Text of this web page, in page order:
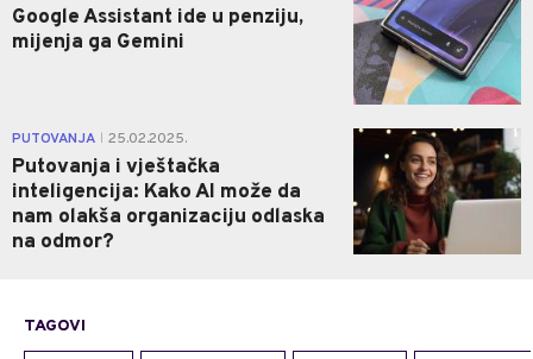
Google Assistant ide u penziju,
mijenja ga Gemini
PUTOVANJA 25.02.2025.
Putovanja i vještačka
inteligencija: Kako AI može da
nam olakša organizaciju odlaska
na odmor?
1
TAGOVI